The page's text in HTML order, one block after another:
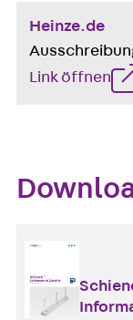
Heinze.de
Link öffnen